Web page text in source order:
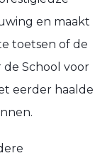
en maakt
toetsen of de
de School voor
eerder haalde